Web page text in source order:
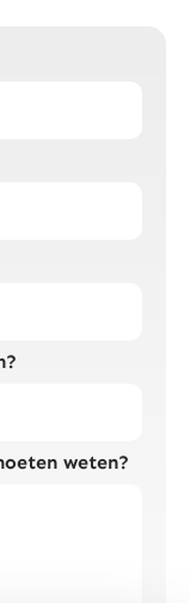
weten?